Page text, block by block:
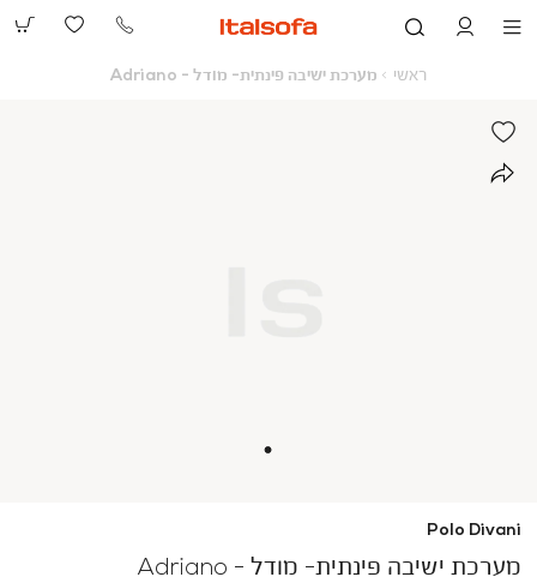
073-
ראשי ראשי
מערכת ישיבה פינתית- מודל - Adriano
Polo Divani
מערכת ישיבה פינתית- מודל - Adriano